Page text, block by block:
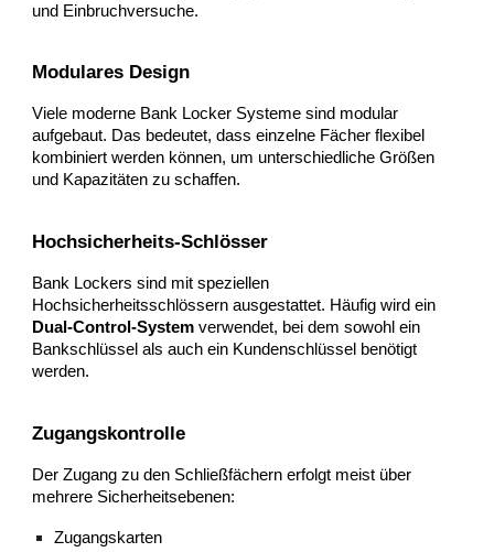
und Einbruchversuche.
Modulares Design
Viele moderne Bank Locker Systeme sind modular
aufgebaut. Das bedeutet, dass einzelne Fächer flexibel
kombiniert werden können, um unterschiedliche Größen
und Kapazitäten zu schaffen.
Hochsicherheits-Schlösser
Bank Lockers sind mit speziellen
Hochsicherheitsschlössern ausgestattet. Häufig wird ein
Dual-Control-System verwendet, bei dem sowohl ein
Bankschlüssel als auch ein Kundenschlüssel benötigt
werden.
Zugangskontrolle
Der Zugang zu den Schließfächern erfolgt meist über
mehrere Sicherheitsebenen:
Zugangskarten